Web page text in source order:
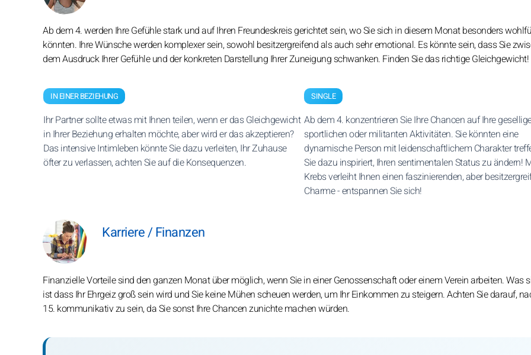
Ab dem 4. werden Ihre Gefühle stark und auf Ihren Freundeskreis gerichtet sein, wo Sie sich in diesem Monat besonders
könnten. Ihre Wünsche werden komplexer sein, sowohl besitzergreifend als auch sehr emotional. Es könnte sein, dass Sie
dem Ausdruck Ihrer Gefühle und der konkreten Darstellung Ihrer Zuneigung schwanken. Finden Sie das richtige Gleichgewicht!
IN EINER BEZIEHUNG
Ihr Partner sollte etwas mit Ihnen teilen, wenn er das Gleichgewicht
in Ihrer Beziehung erhalten möchte, aber wird er das akzeptieren?
Das intensive Intimleben könnte Sie dazu verleiten, Ihr Zuhause
öfter zu verlassen, achten Sie auf die Konsequenzen.
SINGLE
Ab dem 4. konzentrieren Sie Ihre Chancen auf Ihre
sportlichen oder militanten Aktivitäten. Sie könnten eine
dynamische Person mit leidenschaftlichem Charakter
Sie dazu inspiriert, Ihren sentimentalen Status zu ändern!
Krebs verleiht Ihnen einen faszinierenden, aber
Charme - entspannen Sie sich!
Karriere / Finanzen
Finanzielle Vorteile sind den ganzen Monat über möglich, wenn Sie in einer Genossenschaft oder einem Verein arbeiten. Was
ist dass Ihr Ehrgeiz groß sein wird und Sie keine Mühen scheuen werden, um Ihr Einkommen zu steigern. Achten Sie darauf,
15. kommunikativ zu sein, da Sie sonst Ihre Chancen zunichte machen würden.